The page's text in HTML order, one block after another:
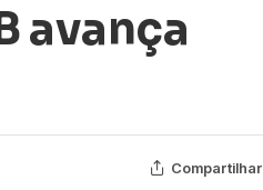
avança
Compartilhar